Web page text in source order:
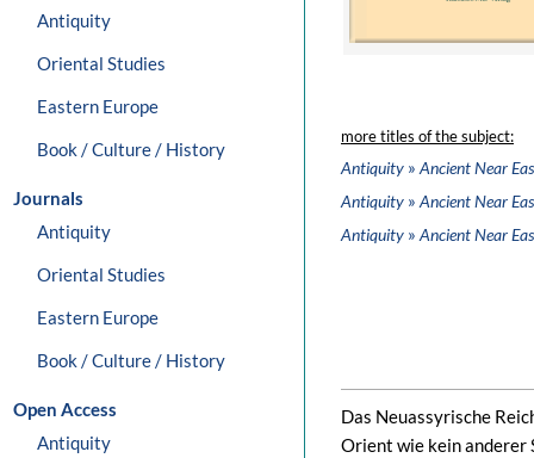
Antiquity
Oriental Studies
Eastern Europe
Book / Culture / History
Journals
Antiquity
Oriental Studies
Eastern Europe
Book / Culture / History
Open Access
Antiquity
more titles of the subject:
Antiquity » Ancient Near
Antiquity » Ancient Near
Antiquity » Ancient Near
Das Neuassyrische
Orient wie kein anderer